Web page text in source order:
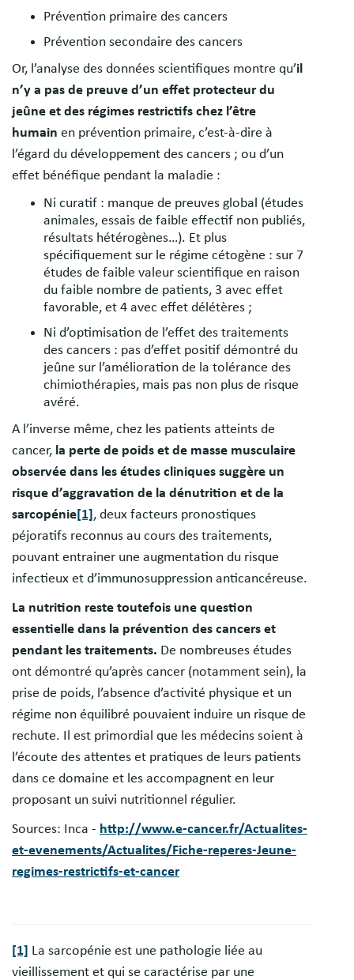
Prévention primaire des cancers
Prévention secondaire des cancers
Or, l’analyse des données scientifiques montre qu’il
n’y a pas de preuve d’un effet protecteur du
jeûne et des régimes restrictifs chez l’être
humain en prévention primaire, c’est-à-dire à
l’égard du développement des cancers ; ou d’un
effet bénéfique pendant la maladie :
Ni curatif : manque de preuves global (études
animales, essais de faible effectif non publiés,
résultats hétérogènes…). Et plus
spécifiquement sur le régime cétogène : sur 7
études de faible valeur scientifique en raison
du faible nombre de patients, 3 avec effet
favorable, et 4 avec effet délétères ;
Ni d’optimisation de l’effet des traitements
des cancers : pas d’effet positif démontré du
jeûne sur l’amélioration de la tolérance des
chimiothérapies, mais pas non plus de risque
avéré.
A l’inverse même, chez les patients atteints de
cancer, la perte de poids et de masse musculaire
observée dans les études cliniques suggère un
risque d’aggravation de la dénutrition et de la
sarcopénie[1], deux facteurs pronostiques
péjoratifs reconnus au cours des traitements,
pouvant entrainer une augmentation du risque
infectieux et d’immunosuppression anticancéreuse.
La nutrition reste toutefois une question
essentielle dans la prévention des cancers et
pendant les traitements. De nombreuses études
ont démontré qu’après cancer (notamment sein), la
prise de poids, l’absence d’activité physique et un
régime non équilibré pouvaient induire un risque de
rechute. Il est primordial que les médecins soient à
l’écoute des attentes et pratiques de leurs patients
dans ce domaine et les accompagnent en leur
proposant un suivi nutritionnel régulier.
Sources: Inca - http://www.e-cancer.fr/Actualites-
et-evenements/Actualites/Fiche-reperes-Jeune-
regimes-restrictifs-et-cancer
[1] La sarcopénie est une pathologie liée au
vieillissement et qui se caractérise par une